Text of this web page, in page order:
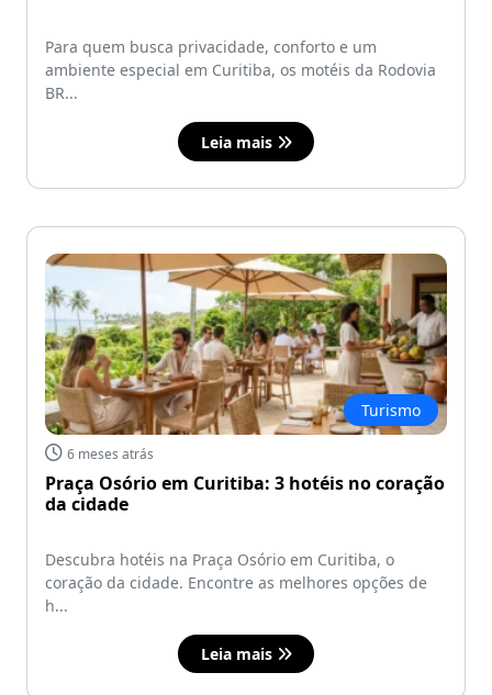
Para quem busca privacidade, conforto e um
ambiente especial em Curitiba, os motéis da Rodovia
BR...
Leia mais
Turismo
6 meses atrás
Praça Osório em Curitiba: 3 hotéis no coração
da cidade
Descubra hotéis na Praça Osório em Curitiba, o
coração da cidade. Encontre as melhores opções de
h...
Leia mais